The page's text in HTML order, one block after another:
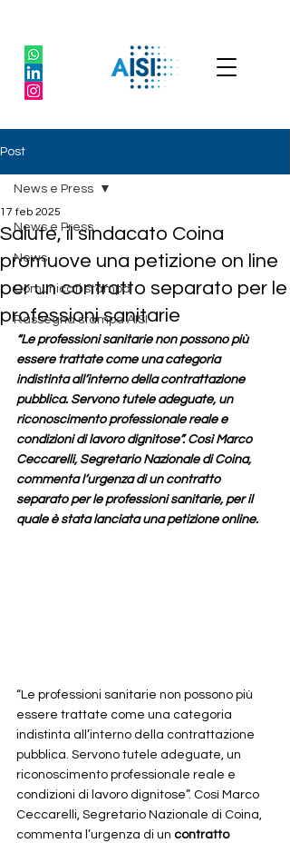
Post
News e Press
News
Comunicati stampa
Rassegna stampa AISI
News e Press
Salute, il sindacato Coina
promuove una petizione on line
per un contratto separato per le
professioni sanitarie
17 feb 2025
“Le professioni sanitarie non possono più
essere trattate come una categoria
indistinta all’interno della contrattazione
pubblica. Servono tutele adeguate, un
riconoscimento professionale reale e
condizioni di lavoro dignitose”. Così Marco
Ceccarelli, Segretario Nazionale di Coina,
commenta l’urgenza di un contratto
separato per le professioni sanitarie, per il
quale è stata lanciata una petizione online.
“Le professioni sanitarie non possono più
essere trattate come una categoria
indistinta all’interno della contrattazione
pubblica. Servono tutele adeguate, un
riconoscimento professionale reale e
condizioni di lavoro dignitose”. Così Marco
Ceccarelli, Segretario Nazionale di Coina,
commenta l’urgenza di un contratto